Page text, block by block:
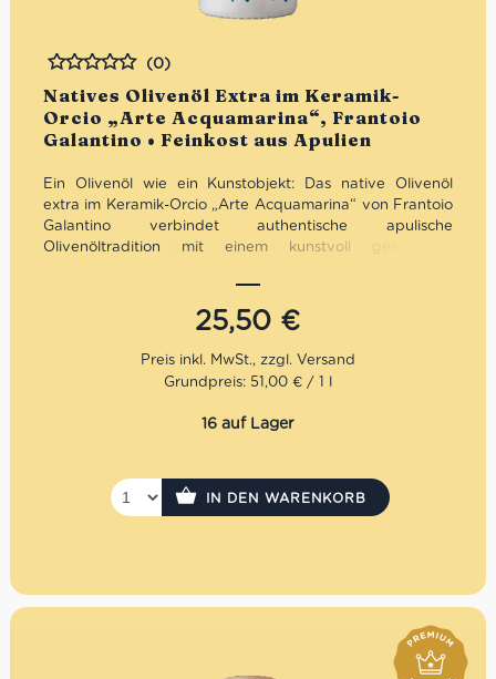
Natives Olivenöl Extra im Keramik-
Orcio „Arte Acquamarina“, Frantoio
Galantino • Feinkost aus Apulien
Bewertet
(0)
Ein Olivenöl wie ein Kunstobjekt: Das native Olivenöl
extra im Keramik-Orcio „Arte Acquamarina“ von Frantoio
Galantino verbindet authentische apulische
Olivenöltradition mit einem kunstvoll gestalteten
ausgewogen und hochwertig verarbeitet – optimal vor
Licht geschützt und visuell ein echtes Statement. Ideal
für Genießer, Design-Liebhaber und als
außergewöhnliche Geschenkidee mit mediterraner Seele.
Mengenrabatt: erhalte beim Kauf von 3 nativen
Olivenölen Extra 12% Rabatt pro Artikel
25,50 €
Grundpreis: 51,00 € / 1 l
16 auf Lager
IN DEN WARENKORB